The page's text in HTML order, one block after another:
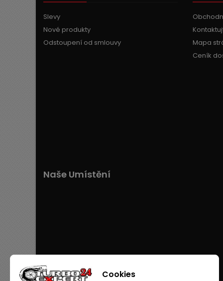
Slevy
Nové produkty
Odstoupení od smlouvy
Mapa
Ceník
Naše Umístění
Cookies